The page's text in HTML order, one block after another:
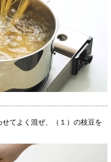
てよく混ぜ、（１）の枝豆を